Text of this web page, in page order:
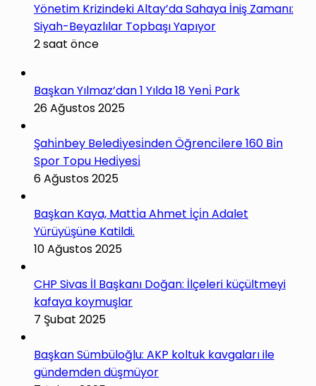
Yönetim Krizindeki Altay’da Sahaya İniş Zamanı:
Siyah-Beyazlılar Topbaşı Yapıyor
2 saat önce
Başkan Yılmaz’dan 1 Yılda 18 Yeni̇ Park
26 Ağustos 2025
Şahi̇nbey Beledi̇yesi̇nden Öğrenci̇lere 160 Bi̇n
Spor Topu Hedi̇yesi̇
6 Ağustos 2025
Başkan Kaya, Matti̇a Ahmet İçi̇n Adalet
Yürüyüşüne Katildi.
10 Ağustos 2025
CHP Sivas İl Başkanı Doğan: İlçeleri küçültmeyi
kafaya koymuşlar
7 Şubat 2025
Başkan Sümbüloğlu: AKP koltuk kavgaları ile
gündemden düşmüyor